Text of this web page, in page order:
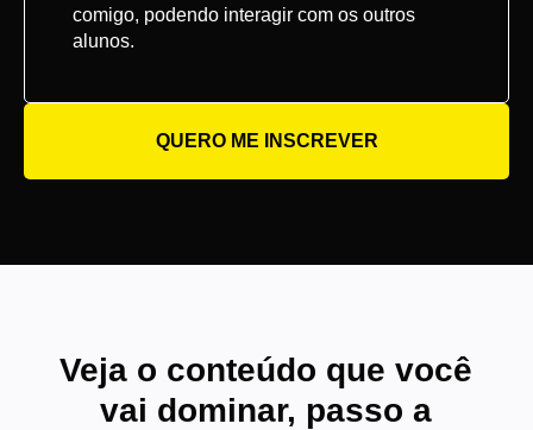
comigo, podendo interagir com os outros
alunos.
QUERO ME INSCREVER
Veja o conteúdo que você
vai dominar, passo a